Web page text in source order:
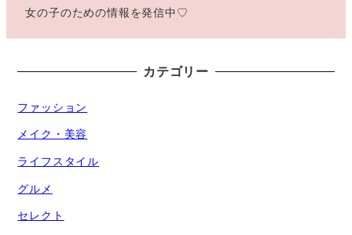
女の子のための情報を発信中♡
カテゴリー
ファッション
メイク・美容
ライフスタイル
グルメ
セレクト